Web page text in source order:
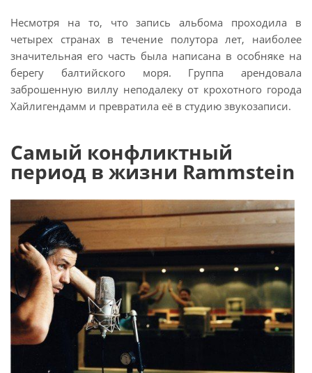
Несмотря на то, что запись альбома проходила в
четырех странах в течение полутора лет, наиболее
значительная его часть была написана в особняке на
берегу балтийского моря. Группа арендовала
заброшенную виллу неподалеку от крохотного города
Хайлигендамм и превратила её в студию звукозаписи.
Самый конфликтный
период в жизни Rammstein